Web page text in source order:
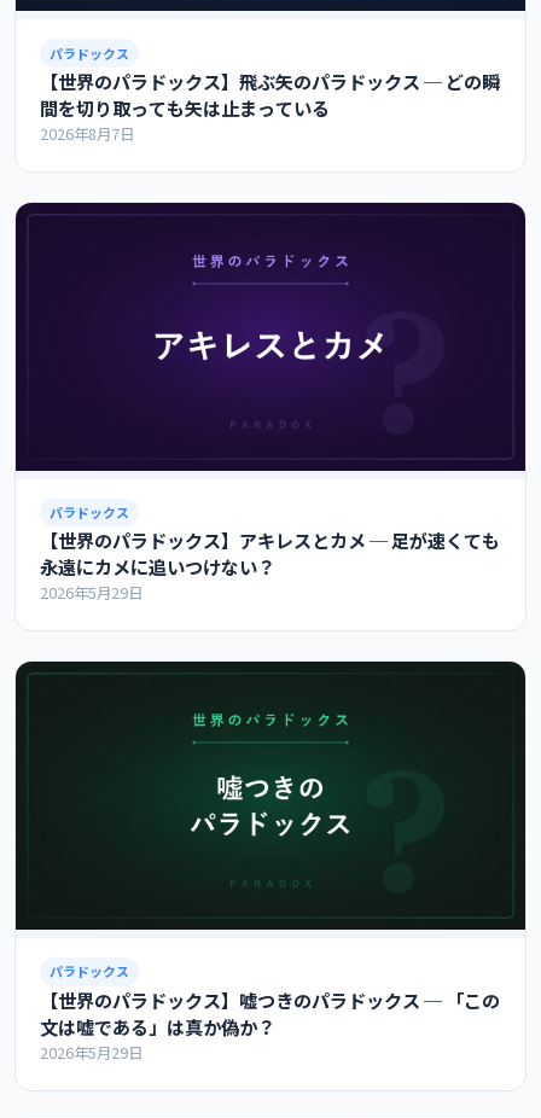
パラドックス
【世界のパラドックス】飛ぶ矢のパラドックス ─ どの瞬
間を切り取っても矢は止まっている
2026年8月7日
パラドックス
【世界のパラドックス】アキレスとカメ ─ 足が速くても
永遠にカメに追いつけない？
2026年5月29日
パラドックス
【世界のパラドックス】嘘つきのパラドックス ─ 「この
文は嘘である」は真か偽か？
2026年5月29日